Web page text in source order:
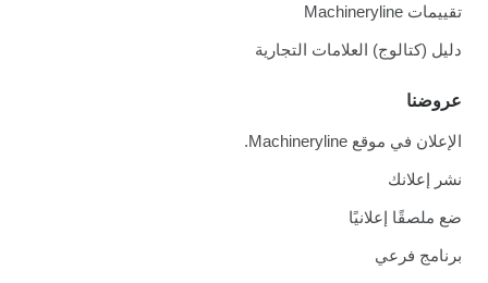
تقييمات Machineryline
دليل (كتالوج) العلامات التجارية
عروضنا
الإعلان في موقع Machineryline.
نشر إعلانك
ضع ملصقًا إعلانيًا
برنامج فرعي